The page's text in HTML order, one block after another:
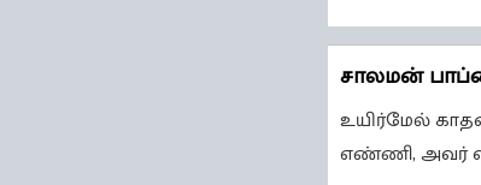
சாலமன்
உயிர்மேல்
எண்ணி, அவர்